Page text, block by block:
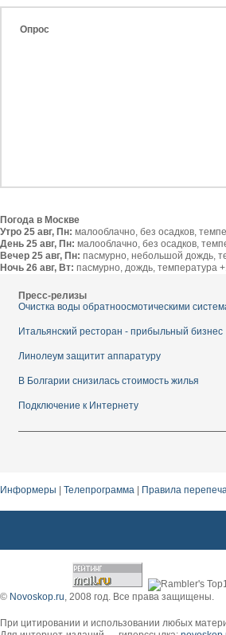
Опрос
Погода в Москве
Утро 25 авг, Пн: малооблачно, без осадков,
День 25 авг, Пн: малооблачно, без осадков,
Вечер 25 авг, Пн: пасмурно, небольшой дождь,
Ночь 26 авг, Вт: пасмурно, дождь, температура
Пресс-релизы
Очистка воды обратноосмотическими
Итальянский ресторан - прибыльный бизнес
Линолеум защитит аппаратуру
В Болгарии снизилась стоимость жилья
Подключение к Интернету
Информеры Телепрограмма Правила
© Novoskop.ru, 2008 год. Все права защищены.
При цитировании и использовании любых